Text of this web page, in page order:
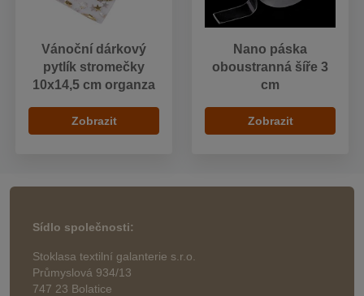
Vánoční dárkový
pytlík stromečky
10x14,5 cm organza
Zobrazit
Nano páska
oboustranná šíře 3
cm
Zobrazit
Sídlo společnosti:
Stoklasa textilní galanterie s.r.o.
Průmyslová 934/13
747 23 Bolatice